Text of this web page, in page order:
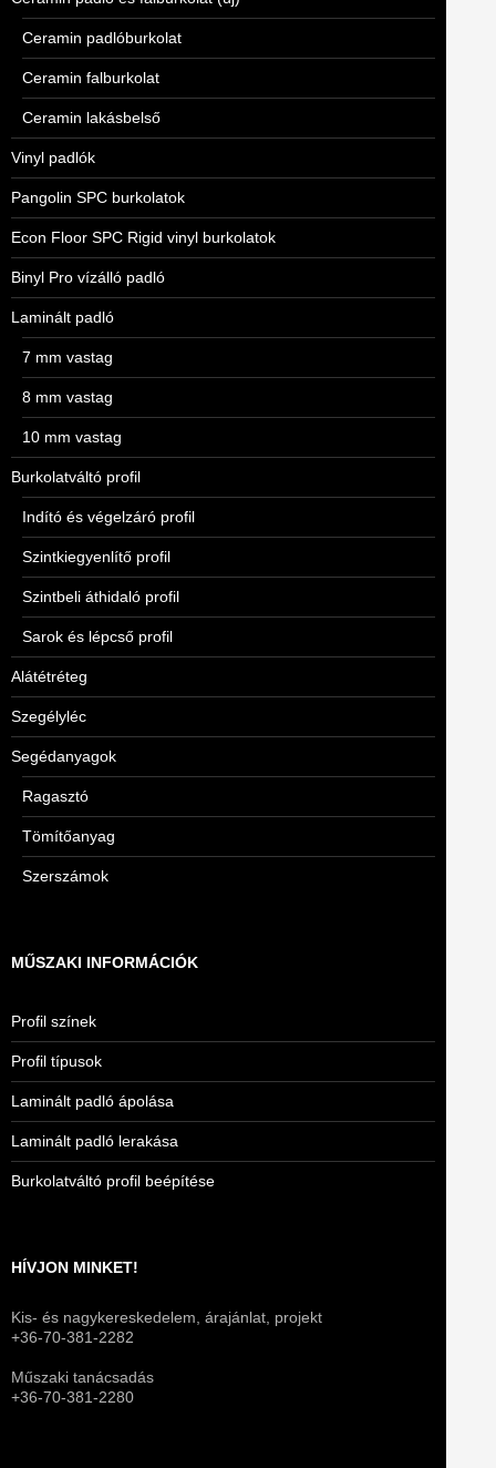
Ceramin padlóburkolat
Ceramin falburkolat
Ceramin lakásbelső
Vinyl padlók
Pangolin SPC burkolatok
Econ Floor SPC Rigid vinyl burkolatok
Binyl Pro vízálló padló
Laminált padló
7 mm vastag
8 mm vastag
10 mm vastag
Burkolatváltó profil
Indító és végelzáró profil
Szintkiegyenlítő profil
Szintbeli áthidaló profil
Sarok és lépcső profil
Alátétréteg
Szegélyléc
Segédanyagok
Ragasztó
Tömítőanyag
Szerszámok
MŰSZAKI INFORMÁCIÓK
Profil színek
Profil típusok
Laminált padló ápolása
Laminált padló lerakása
Burkolatváltó profil beépítése
HÍVJON MINKET!
Kis- és nagykereskedelem, árajánlat, projekt
+36-70-381-2282
Műszaki tanácsadás
+36-70-381-2280